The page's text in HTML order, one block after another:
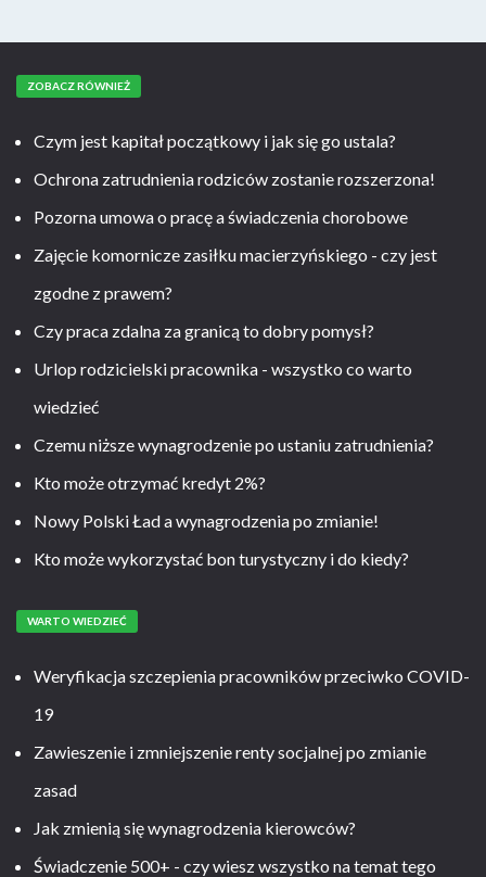
ZOBACZ RÓWNIEŻ
Czym jest kapitał początkowy i jak się go ustala?
Ochrona zatrudnienia rodziców zostanie rozszerzona!
Pozorna umowa o pracę a świadczenia chorobowe
Zajęcie komornicze zasiłku macierzyńskiego - czy jest
zgodne z prawem?
Czy praca zdalna za granicą to dobry pomysł?
Urlop rodzicielski pracownika - wszystko co warto
wiedzieć
Czemu niższe wynagrodzenie po ustaniu zatrudnienia?
Kto może otrzymać kredyt 2%?
Nowy Polski Ład a wynagrodzenia po zmianie!
Kto może wykorzystać bon turystyczny i do kiedy?
WARTO WIEDZIEĆ
Weryfikacja szczepienia pracowników przeciwko COVID-
19
Zawieszenie i zmniejszenie renty socjalnej po zmianie
zasad
Jak zmienią się wynagrodzenia kierowców?
Świadczenie 500+ - czy wiesz wszystko na temat tego